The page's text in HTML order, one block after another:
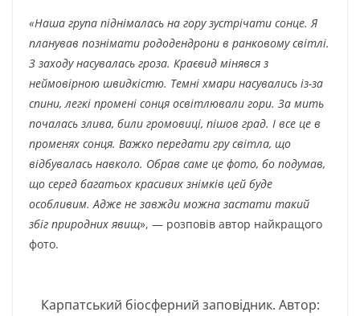
«Наша група піднімалась на гору зустрічати сонце. Я
планував познімати рододендрони в ранковому світлі.
З заходу насувалась гроза. Краєвид мінявся з
неймовірною швидкістю. Темні хмари насувались із-за
спини, легкі промені сонця освітлювали гори. За мить
почалась злива, били громовиці, пішов град. І все це в
променях сонця. Важко передати гру світла, що
відбувалась навколо. Обрав саме це фото, бо подумав,
що серед багатьох красивих знімків цей буде
особливим. Адже не завжди можна застати такий
збіг природних явищ», — розповів автор найкращого
фото.
Карпатський біосферний заповідник. Автор: